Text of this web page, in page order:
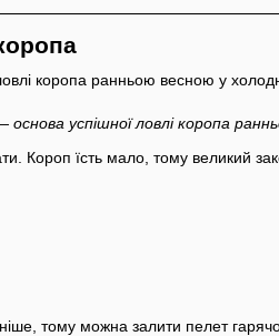
успішної ловлі коропа
Короп їсть мало, тому великий
тому можна залити пелет